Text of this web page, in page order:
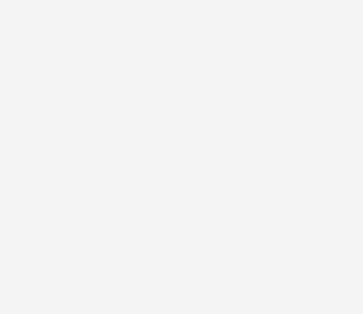
im Regelenergiemarkt sind für die Zukunft
Consolar-Geschäftsführer Andreas
warmes Wasser.
Solarthermieanlage
des Vergleichsportals Dachgold.at, über
der Wirtschaftlichkeit von Solaranlagen